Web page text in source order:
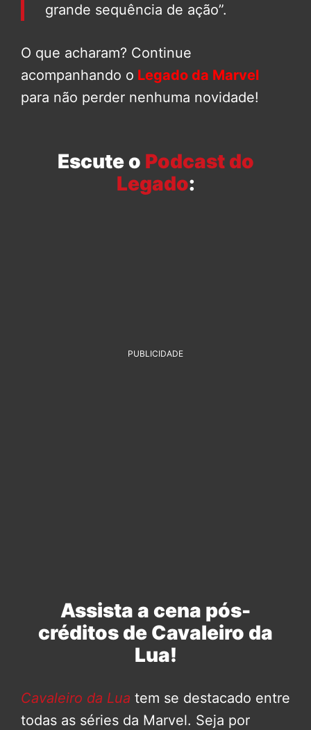
grande sequência de ação”.
O que acharam? Continue
acompanhando o Legado da Marvel
para não perder nenhuma novidade!
Escute o Podcast do
Legado:
PUBLICIDADE
Assista a cena pós-
créditos de Cavaleiro da
Lua!
Cavaleiro da Lua tem se destacado entre
todas as séries da Marvel. Seja por